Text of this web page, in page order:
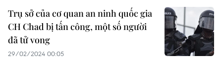
Trụ sở của cơ quan an ninh quốc gia
CH Chad bị tấn công, một số người
đã tử vong
29/02/2024 00:05